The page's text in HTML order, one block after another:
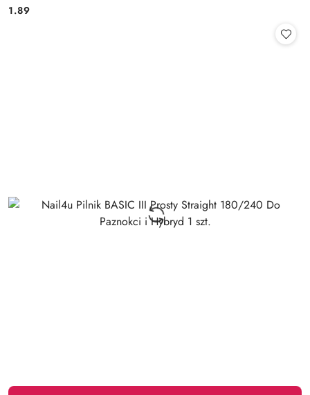
Cena:
1.89